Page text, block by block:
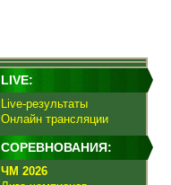
LIVE:
Live-результаты
Онлайн трансляции
СОРЕВНОВАНИЯ:
ЧМ 2026